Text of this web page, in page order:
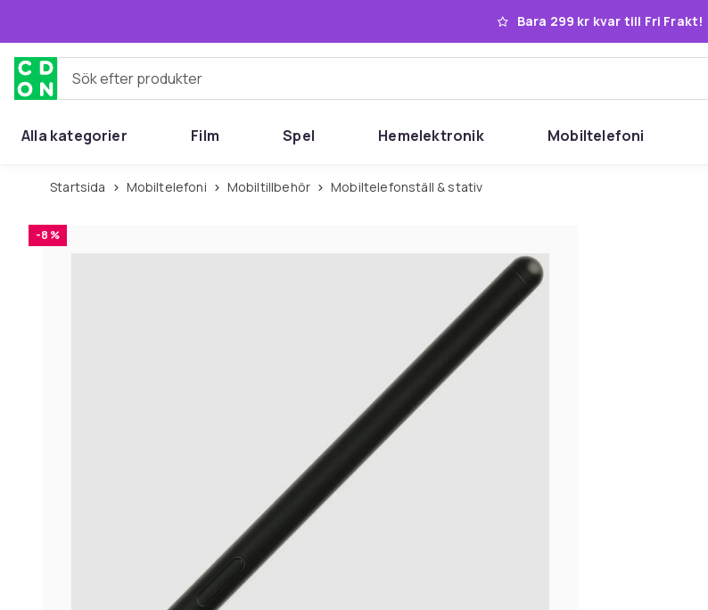
Bara 299 kr kvar till Fri Frakt!
Sök efter produkter
Alla kategorier Film Spel Hemelektronik Mobiltelefoni
Startsida Mobiltelefoni Mobiltillbehör Mobiltelefonställ & stativ
-8 %